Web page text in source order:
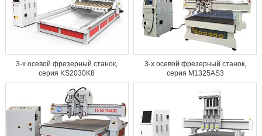
3-х осевой фрезерный станок,
серия KS2030K8
3-х осевой фрезерный станок,
серия M1325AS3